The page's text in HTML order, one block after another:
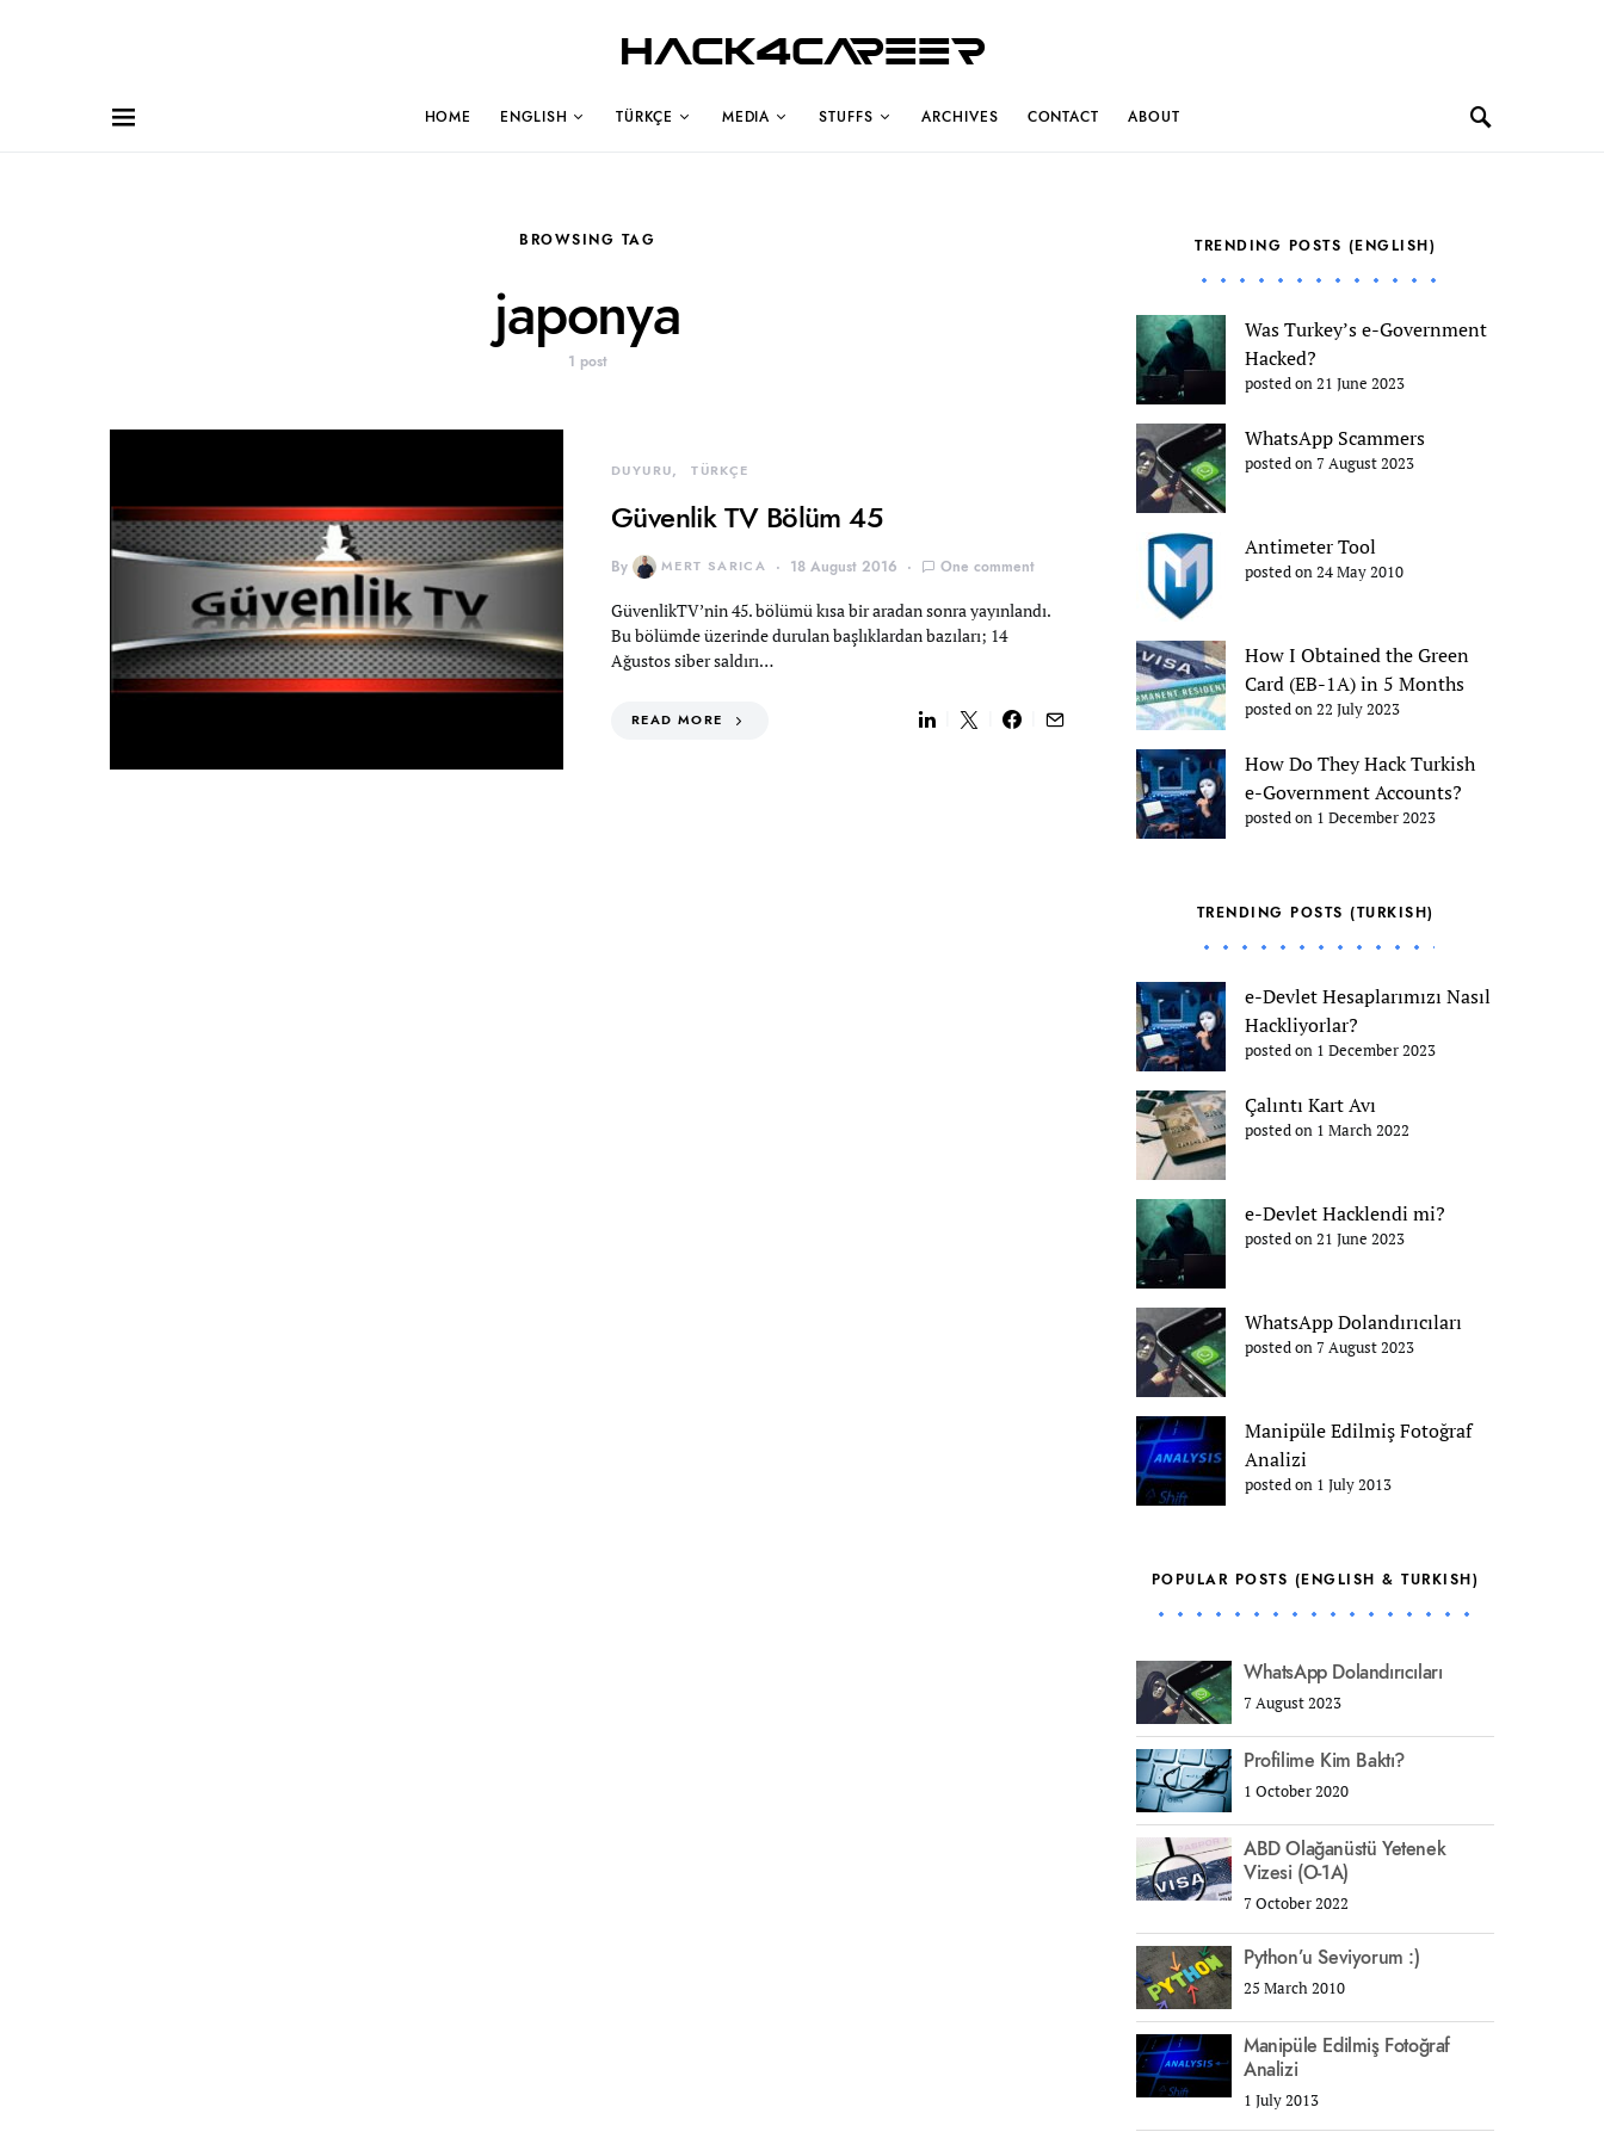
Hack4Career
HOME ENGLISH TÜRKÇE MEDIA STUFFS ARCHIVES CONTACT ABOUT
BROWSING TAG
japonya
1 post
DUYURU TÜRKÇE
Güvenlik TV Bölüm 45
By MERT SARICA 18 August 2016 One comment
GüvenlikTV’nin 45. bölümü kısa bir aradan sonra yayınlandı.
Bu bölümde üzerinde durulan başlıklardan bazıları; 14
Ağustos siber saldırı…
READ MORE
TRENDING POSTS (ENGLISH)
Was Turkey’s e-Government
Hacked?
posted on 21 June 2023
WhatsApp Scammers
posted on 7 August 2023
Antimeter Tool
posted on 24 May 2010
How I Obtained the Green
Card (EB-1A) in 5 Months
posted on 22 July 2023
How Do They Hack Turkish
e-Government Accounts?
posted on 1 December 2023
TRENDING POSTS (TURKISH)
e-Devlet Hesaplarımızı Nasıl
Hackliyorlar?
posted on 1 December 2023
Çalıntı Kart Avı
posted on 1 March 2022
e-Devlet Hacklendi mi?
posted on 21 June 2023
WhatsApp Dolandırıcıları
posted on 7 August 2023
Manipüle Edilmiş Fotoğraf
Analizi
posted on 1 July 2013
POPULAR POSTS (ENGLISH & TURKISH)
WhatsApp Dolandırıcıları
7 August 2023
Profilime Kim Baktı?
1 October 2020
ABD Olağanüstü Yetenek
Vizesi (O-1A)
7 October 2022
Python’u Seviyorum :)
25 March 2010
Manipüle Edilmiş Fotoğraf
Analizi
1 July 2013